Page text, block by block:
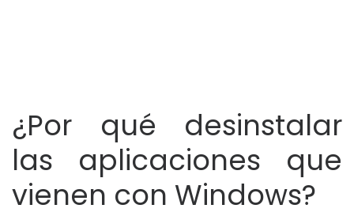
¿Por qué desinstalar
las aplicaciones que
vienen con Windows?